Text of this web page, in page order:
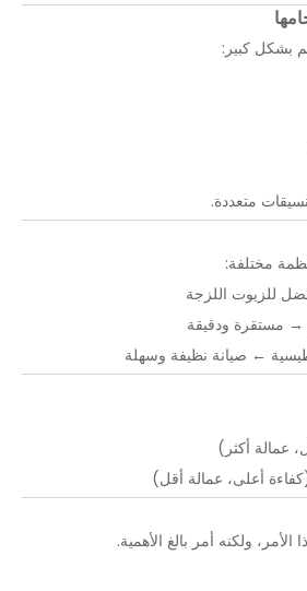
بشكل كبير:
متعددة.
مختلفة:
للزيوت اللزجة
مستقرة ودقيقة
← صيانة نظيفة وسهلة
عمالة أكثر)
أعلى، عمالة أقل)
ولكنه أمر بالغ الأهمية.